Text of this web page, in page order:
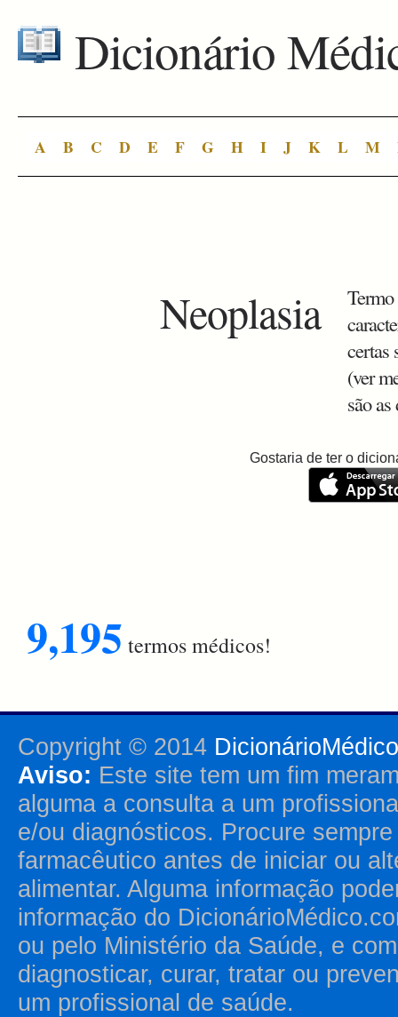
Dicionário
A B C D E F G H I J K L M
Neoplasia
certas
(ver
são
Gostaria de ter o
9,195 termos médicos!
Copyright © 2014
Aviso: Este site tem um fim
alguma a consulta a um
e/ou diagnósticos. Procure
farmacêutico antes de iniciar ou
alimentar. Alguma informação
informação do
ou pelo Ministério da Saúde, e
diagnosticar, curar, tratar ou
um profissional de saúde.